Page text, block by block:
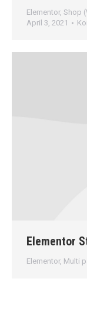
Elementor, Shop
April 3, 2021
Elementor
Elementor, Multi